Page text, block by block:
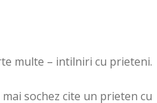
multe – intilniri cu prieteni.
sochez cite un prieten cu